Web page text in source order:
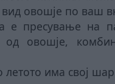
вид овошје по ваш
е пресување на
овошје,
има свој